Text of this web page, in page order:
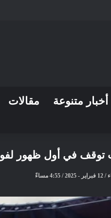
Ortola fends off
أخبار متنوعة مقالات
/ 4:55 مساءً